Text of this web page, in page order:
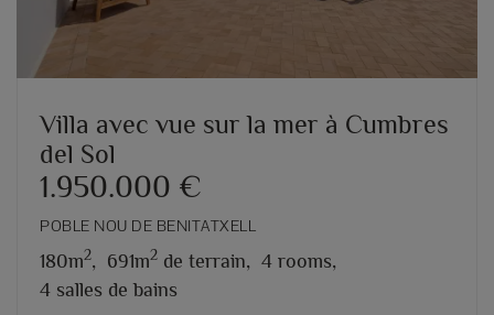
Villa avec vue sur la mer à Cumbres
del Sol
1.950.000 €
POBLE NOU DE BENITATXELL
180m2, 691m2 de terrain, 4 rooms,
4 salles de bains